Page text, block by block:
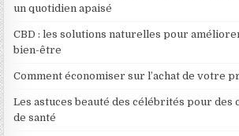
un quotidien apaisé
CBD : les solutions naturelles pour
bien-être
Comment économiser sur l’achat de votre
Les astuces beauté des célébrités pour des
de santé